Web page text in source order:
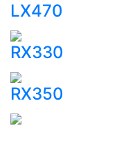
LX470
RX330
RX350